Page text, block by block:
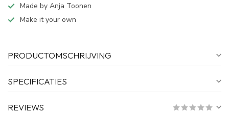
Made by Anja Toonen
Make it your own
PRODUCTOMSCHRIJVING
SPECIFICATIES
REVIEWS